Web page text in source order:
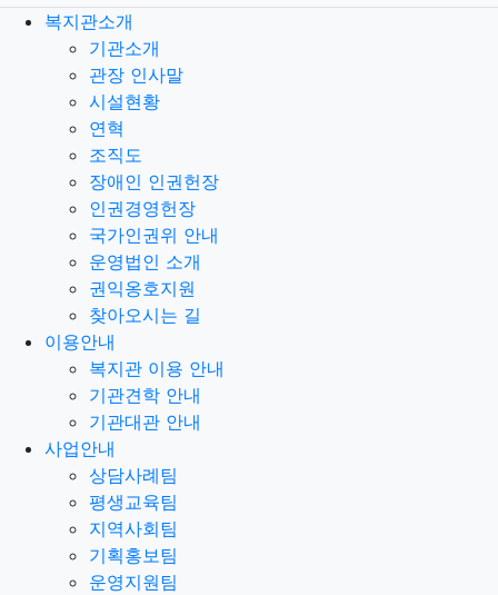
복지관소개
기관소개
관장 인사말
시설현황
연혁
조직도
장애인 인권헌장
인권경영헌장
국가인권위 안내
운영법인 소개
권익옹호지원
찾아오시는 길
이용안내
복지관 이용 안내
기관견학 안내
기관대관 안내
사업안내
상담사례팀
평생교육팀
지역사회팀
기획홍보팀
운영지원팀